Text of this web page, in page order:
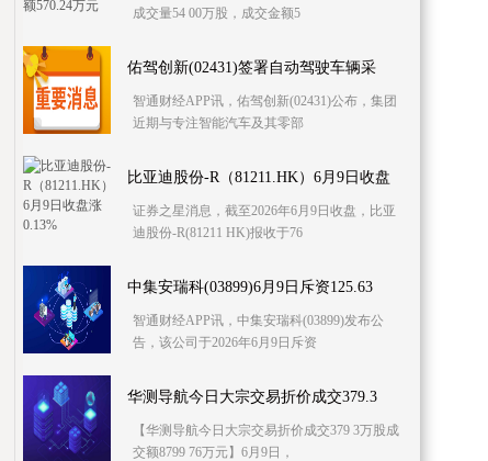
成交量54 00万股，成交金额5
佑驾创新(02431)签署自动驾驶车辆采
智通财经APP讯，佑驾创新(02431)公布，集团
近期与专注智能汽车及其零部
比亚迪股份-R（81211.HK）6月9日收盘
证券之星消息，截至2026年6月9日收盘，比亚
迪股份-R(81211 HK)报收于76
中集安瑞科(03899)6月9日斥资125.63
智通财经APP讯，中集安瑞科(03899)发布公
告，该公司于2026年6月9日斥资
华测导航今日大宗交易折价成交379.3
【华测导航今日大宗交易折价成交379 3万股成
交额8799 76万元】6月9日，